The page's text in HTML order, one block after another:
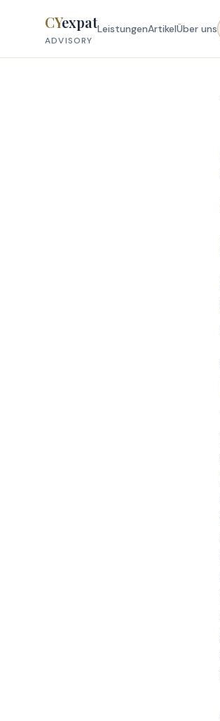
CYexpat
ADVISORY
LeistungenArtikelÜber uns